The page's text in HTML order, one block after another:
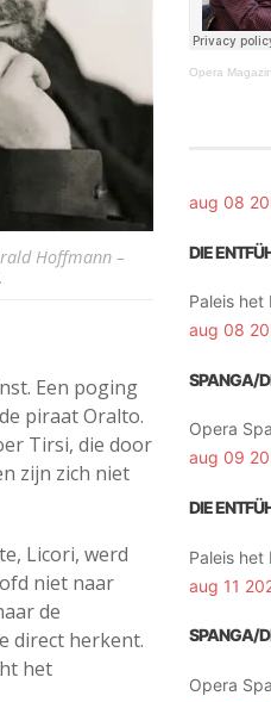
Hoffmann –
Een poging
piraat Oralto.
Tirsi, die door
zijn zich niet
Licori, werd
niet naar
de
direct herkent.
het
Opera
aug 08
DIE
Paleis het
aug 08
SPANGA/
Opera
aug 09
DIE
Paleis het
aug 11
SPANGA/
Opera